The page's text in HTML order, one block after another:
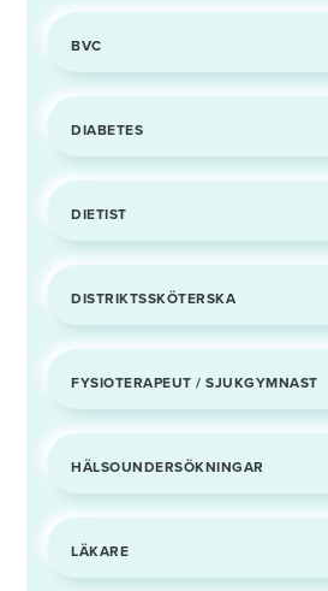
BVC
DIABETES
DIETIST
DISTRIKTSSKÖTERSKA
FYSIOTERAPEUT / SJUKGYMNAST
HÄLSOUNDERSÖKNINGAR
LÄKARE